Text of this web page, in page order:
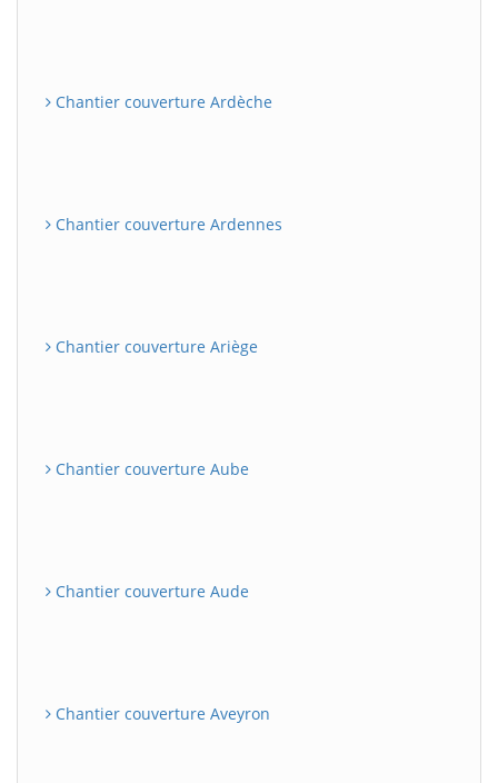
Chantier couverture Ardèche
Chantier couverture Ardennes
Chantier couverture Ariège
Chantier couverture Aube
Chantier couverture Aude
Chantier couverture Aveyron